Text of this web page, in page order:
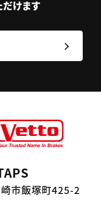
けます
市飯塚町425-2